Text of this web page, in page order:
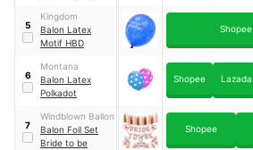
Bop Bags Animal
5
Kingdom
Balon Latex
Motif HBD
Shopee
6
Montana
Balon Latex
Polkadot
Shopee Lazada
7
Windblown Ballon
Balon Foil Set
Bride to be
Shopee